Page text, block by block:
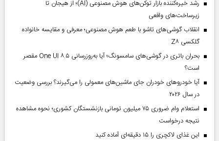
رشد خیره‌کننده بازار توکن‌های هوش مصنوعی (AI)؛ از هیجان تا
زیرساخت‌های واقعی
انقلاب گوشی‌های تاشو‌ با طعم هوش مصنوعی؛ معرفی و مقایسه خانواده
گلکسی Z۸
بحران باتری در گوشی‌های سامسونگ؛ آیا به‌روزرسانی One UI ۸.۵ مقصر
است؟
آیا خودروهای خودران جای ماشین‌های معمولی را می‌گیرند؟ بررسی وضعیت
در سال ۲۰۲۶
استعلام وام ضروری ۷۵ میلیون تومانی بازنشستگان کشوری؛ نحوه مشاهده
نتیجه درخواست
این غذای لاکچری را ۱۵ دقیقه‌ای آماده کنید